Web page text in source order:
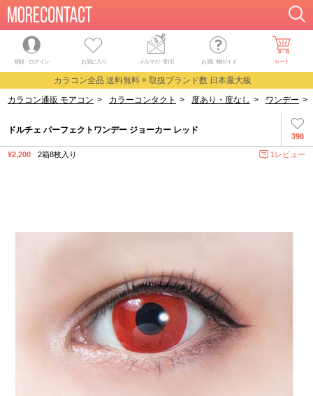
登録・ログイン お気に入り メルマガ・割引 お買い物ガイド カート
カラコン全品 送料無料 × 取扱ブランド数 日本最大級
カラコン通販 モアコン > カラーコンタクト > 度あり・度なし > ワンデー >
398
ドルチェ パーフェクトワンデー ジョーカー レッド
¥2,200 2箱8枚入り 1レビュー